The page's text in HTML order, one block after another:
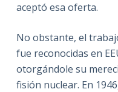
aceptó esa oferta.
No obstante, el
fue reconocidas en
otorgándole su
fisión nuclear. En